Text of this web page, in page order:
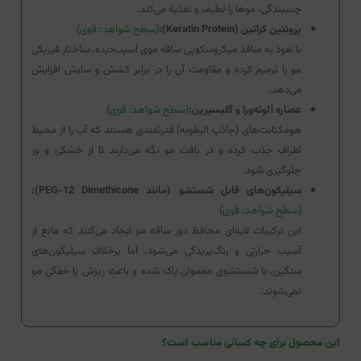
چسبندگی، موها را لطیف و تغذیه می‌کند.
پروتئین کراتین (Keratin Protein):
(سطح شواهد: قوی)
با نفوذ به منافذ میکروسکوپی ساقه موی آسیب‌دیده، ساختار فیزیکی
مو را ترمیم کرده و مقاومت آن را در برابر کشش و سایش افزایش
می‌دهد.
عصاره آلوئه‌ورا و گلیسیرین:(سطح شواهد: قوی)
هومکتانت‌های (جاذب الرطوبه) قدرتمندی هستند که آب را از محیط
اطراف جذب کرده و در بافت مو نگه می‌دارند تا از خشکی و وز
جلوگیری شود.
سیلیکون‌های قابل شستشو (مانند PEG-12 Dimethicone):
(سطح شواهد: قوی)
این ترکیبات لایه‌ای محافظ دور ساقه مو ایجاد می‌کنند که مانع از
آسیب حرارتی و رنگ‌پریدگی می‌شود، اما برخلاف سیلیکون‌های
سنگین، با شستشوی معمولی پاک شده و باعث ریزش یا خفگی مو
نمی‌شوند.
این محصول برای چه کسانی مناسب است؟